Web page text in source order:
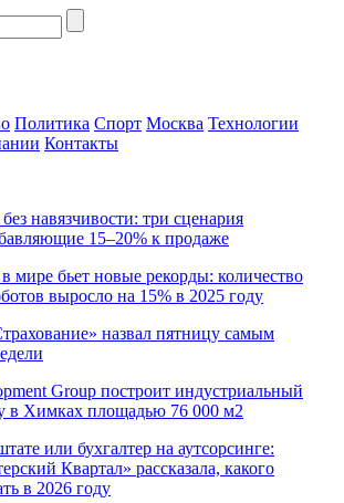
Политика Спорт Москва Технологии
Контакты
навязчивости: три сценария
15–20% к продаже
мире бьет новые рекорды: количество
выросло на 15% в 2025 году
назвал пятницу самым
Group построит индустриальный
в Химках площадью 76 000 м2
или бухгалтер на аутсорсинге:
Квартал» рассказала, какого
в 2026 году